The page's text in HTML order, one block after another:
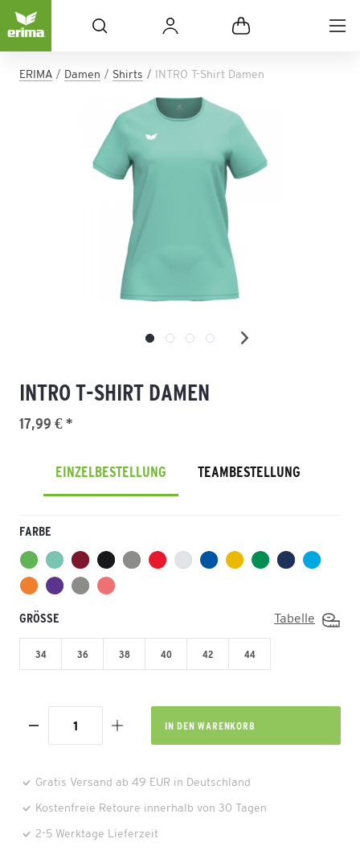
ERIMA Damen Shirts INTRO T-Shirt Damen
INTRO T-SHIRT DAMEN
17,99 € *
EINZELBESTELLUNG TEAMBESTELLUNG
FARBE
GRÖSSE Tabelle
34 36 38 40 42 44
IN DEN WARENKORB
Gratis Versand ab 49 EUR in Deutschland
Kostenfreie Retoure innerhalb von 30 Tagen
2-5 Werktage Lieferzeit